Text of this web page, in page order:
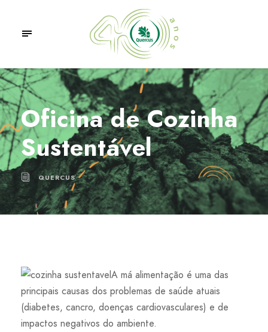
Oficina de Cozinha
Sustentável
QUERCUS
A má alimentação é uma das
principais causas dos problemas de saúde atuais
(diabetes, cancro, doenças cardiovasculares) e de
impactos negativos do ambiente.